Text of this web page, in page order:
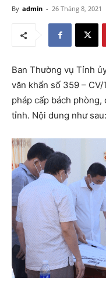
By admin - 26 Tháng 8, 2021
Ban Thường vụ Tỉnh
văn khẩn số 359 –
pháp cấp bách phòng,
tỉnh. Nội dung như sau: